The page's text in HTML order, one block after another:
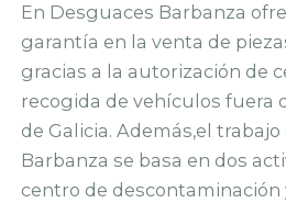
En Desguaces Barbanza
garantía en la venta de
gracias a la autorización de
recogida de vehículos fuera
de Galicia. Además,el
Barbanza se basa en dos
centro de descontaminación